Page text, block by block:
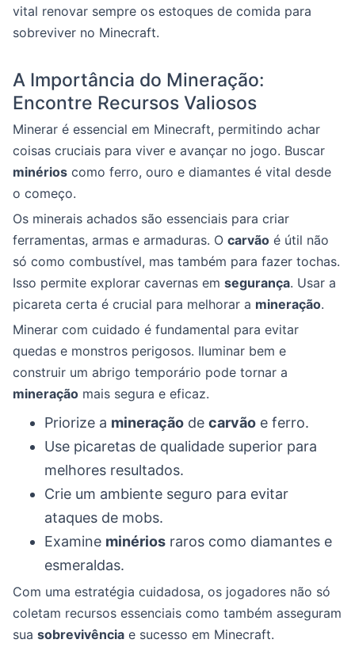
vital renovar sempre os estoques de comida para
sobreviver no Minecraft.
A Importância do Mineração:
Encontre Recursos Valiosos
Minerar é essencial em Minecraft, permitindo achar
coisas cruciais para viver e avançar no jogo. Buscar
minérios como ferro, ouro e diamantes é vital desde
o começo.
Os minerais achados são essenciais para criar
ferramentas, armas e armaduras. O carvão é útil não
só como combustível, mas também para fazer tochas.
Isso permite explorar cavernas em segurança. Usar a
picareta certa é crucial para melhorar a mineração.
Minerar com cuidado é fundamental para evitar
quedas e monstros perigosos. Iluminar bem e
construir um abrigo temporário pode tornar a
mineração mais segura e eficaz.
Priorize a mineração de carvão e ferro.
Use picaretas de qualidade superior para
melhores resultados.
Crie um ambiente seguro para evitar
ataques de mobs.
Examine minérios raros como diamantes e
esmeraldas.
Com uma estratégia cuidadosa, os jogadores não só
coletam recursos essenciais como também asseguram
sua sobrevivência e sucesso em Minecraft.